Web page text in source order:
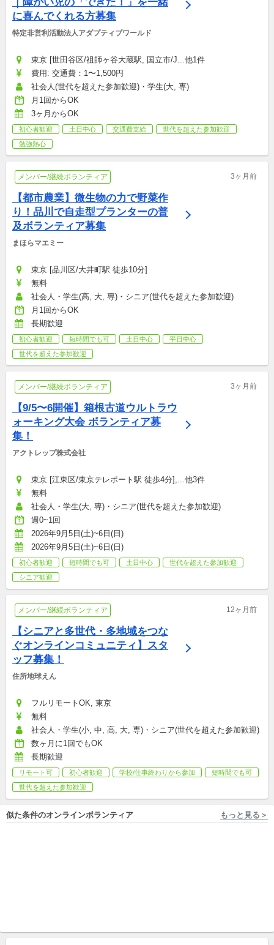
に喜んでくれる方募集
特定非営利活動法人アダプティブワールド
東京 [世田谷区/祖師ヶ谷大蔵駅, 国立市/J...他1件
費用: 交通費：1〜1,500円
社会人(世代を超えた参加歓迎)・学生(大, 専)
月1回からOK
3ヶ月からOK
初心者歓迎 土日中心 交通費支給
世代を超えた参加歓迎
勉強熱心
メンバー/継続ボランティア 3ヶ月前
【都市農業】微生物の力で野菜作
り！品川で自走型プランターの普
及ボランティア募集
まほらマエミー
東京 [品川区/大井町駅 徒歩10分]
無料
社会人・学生(高, 大, 専)・シニア(世代を超えた参加歓迎)
月1回からOK
長期歓迎
初心者歓迎 短時間でも可 土日中心
平日中心
世代を超えた参加歓迎
メンバー/継続ボランティア 3ヶ月前
【9/5〜6開催】箱根古道ウルトラウ
ォーキング大会 ボランティア募
集！
アクトレップ株式会社
東京 [江東区/東京テレポート駅 徒歩4分],...他3件
無料
社会人・学生(大, 専)・シニア(世代を超えた参加歓迎)
週0~1回
2026年9月5日(土)~6日(日)
2026年9月5日(土)~6日(日)
初心者歓迎 短時間でも可 土日中心
世代を超えた参加歓迎
シニア歓迎
メンバー/継続ボランティア 12ヶ月前
【シニアと多世代・多地域をつな
ぐオンラインコミュニティ】スタ
ッフ募集！
住所地球えん
フルリモートOK, 東京
無料
社会人・学生(小, 中, 高, 大, 専)・シニア(世代を超えた参加歓迎)
数ヶ月に1回でもOK
長期歓迎
リモート可 初心者歓迎 学校/仕事終わりから参加
短時間でも可
世代を超えた参加歓迎
似た条件のオンラインボランティア もっと見る＞